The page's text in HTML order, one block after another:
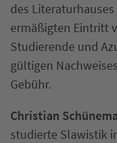
des Literaturhauses
ermäßigten Eintritt
Studierende und
gültigen
Gebühr.
Christian
studierte Slawistik